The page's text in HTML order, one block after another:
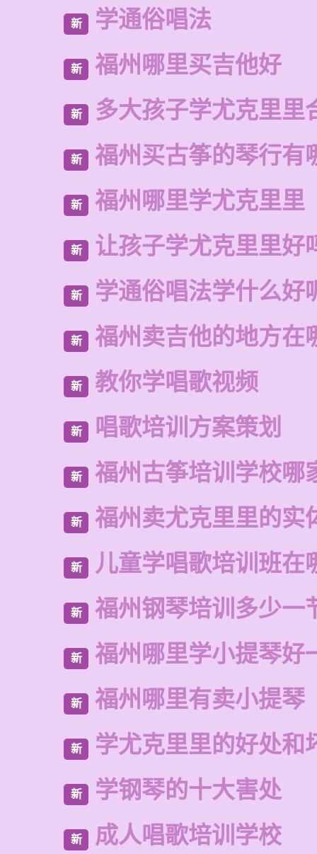
新 学通俗唱法
新 福州哪里买吉他好
新 多大孩子学尤克里里
新 福州买古筝的琴行有
新 福州哪里学尤克里里
新 让孩子学尤克里里好
新 学通俗唱法学什么好
新 福州卖吉他的地方在
新 教你学唱歌视频
新 唱歌培训方案策划
新 福州古筝培训学校哪
新 福州卖尤克里里的实
新 儿童学唱歌培训班在
新 福州钢琴培训多少一
新 福州哪里学小提琴好
新 福州哪里有卖小提琴
新 学尤克里里的好处和
新 学钢琴的十大害处
新 成人唱歌培训学校